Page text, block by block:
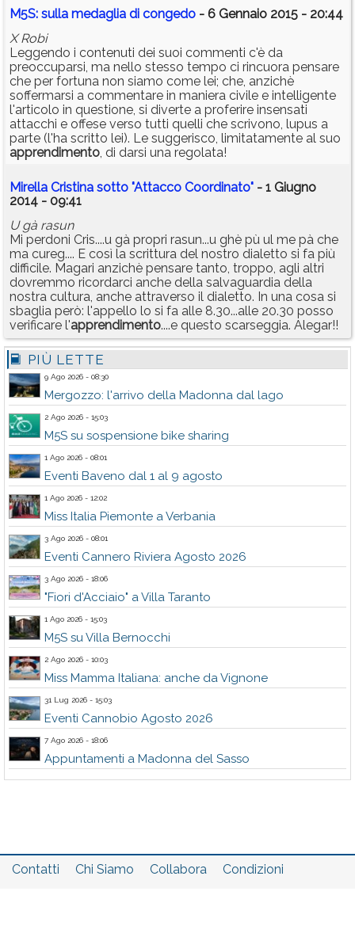
M5S: sulla medaglia di congedo - 6 Gennaio 2015 - 20:44
X Robi
Leggendo i contenuti dei suoi commenti c'è da
preoccuparsi, ma nello stesso tempo ci rincuora pensare
che per fortuna non siamo come lei; che, anzichè
soffermarsi a commentare in maniera civile e intelligente
l'articolo in questione, si diverte a proferire insensati
attacchi e offese verso tutti quelli che scrivono, lupus a
parte (l'ha scritto lei). Le suggerisco, limitatamente al suo
apprendimento, di darsi una regolata!
Mirella Cristina sotto "Attacco Coordinato" - 1 Giugno
2014 - 09:41
U gà rasun
Mi perdoni Cris....u gà propri rasun...u ghè pù ul me pà che
ma cureg.... E così la scrittura del nostro dialetto si fa più
difficile. Magari anzichè pensare tanto, troppo, agli altri
dovremmo ricordarci anche della salvaguardia della
nostra cultura, anche attraverso il dialetto. In una cosa si
sbaglia però: l'appello lo si fa alle 8.30...alle 20.30 posso
verificare l'apprendimento....e questo scarseggia. Alegar!!
PIÙ LETTE
9 Ago 2026 - 08:30
Mergozzo: l'arrivo della Madonna dal lago
2 Ago 2026 - 15:03
M5S su sospensione bike sharing
1 Ago 2026 - 08:01
Eventi Baveno dal 1 al 9 agosto
1 Ago 2026 - 12:02
Miss Italia Piemonte a Verbania
3 Ago 2026 - 08:01
Eventi Cannero Riviera Agosto 2026
3 Ago 2026 - 18:06
"Fiori d'Acciaio" a Villa Taranto
1 Ago 2026 - 15:03
M5S su Villa Bernocchi
2 Ago 2026 - 10:03
Miss Mamma Italiana: anche da Vignone
31 Lug 2026 - 15:03
Eventi Cannobio Agosto 2026
7 Ago 2026 - 18:06
Appuntamenti a Madonna del Sasso
Contatti Chi Siamo Collabora
Condizioni